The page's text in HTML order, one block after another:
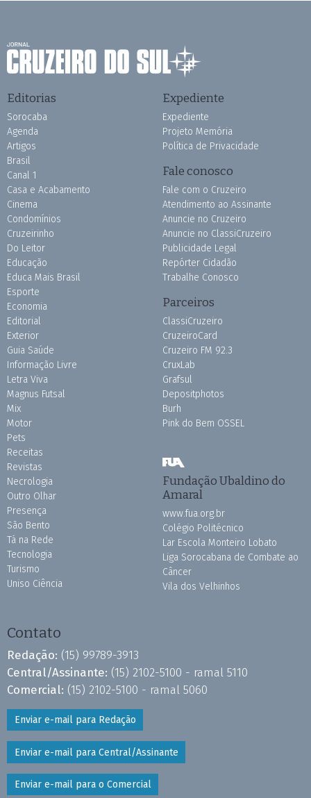
Editorias
Sorocaba
Agenda
Artigos
Brasil
Canal 1
Casa e Acabamento
Cinema
Condomínios
Cruzeirinho
Do Leitor
Educação
Educa Mais Brasil
Esporte
Economia
Editorial
Exterior
Guia Saúde
Informação Livre
Letra Viva
Magnus Futsal
Mix
Motor
Pets
Receitas
Revistas
Necrologia
Outro Olhar
Presença
São Bento
Tá na Rede
Tecnologia
Turismo
Uniso Ciência
Expediente
Expediente
Projeto Memória
Política de Privacidade
Fale conosco
Fale com o Cruzeiro
Atendimento ao Assinante
Anuncie no Cruzeiro
Anuncie no ClassiCruzeiro
Publicidade Legal
Repórter Cidadão
Trabalhe Conosco
Parceiros
ClassiCruzeiro
CruzeiroCard
Cruzeiro FM 92.3
CruxLab
Grafsul
Depositphotos
Burh
Pink do Bem OSSEL
Fundação Ubaldino do
Amaral
www.fua.org.br
Colégio Politécnico
Lar Escola Monteiro Lobato
Liga Sorocabana de Combate ao
Câncer
Vila dos Velhinhos
Contato
Redação: (15) 99789-3913
Central/Assinante: (15) 2102-5100 - ramal 5110
Comercial: (15) 2102-5100 - ramal 5060
Enviar e-mail para Redação
Enviar e-mail para Central/Assinante
Enviar e-mail para o Comercial